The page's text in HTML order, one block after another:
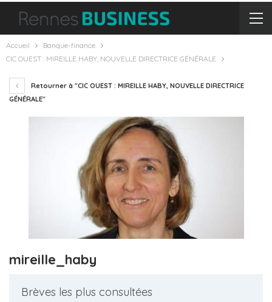
Accueil
Banque-finance
CIC OUEST : MIREILLE HABY, NOUVELLE DIRECTRICE GÉNÉRALE
Retourner à "CIC OUEST : MIREILLE HABY, NOUVELLE DIRECTRICE
GÉNÉRALE"
mireille_haby
Brèves les plus consultées